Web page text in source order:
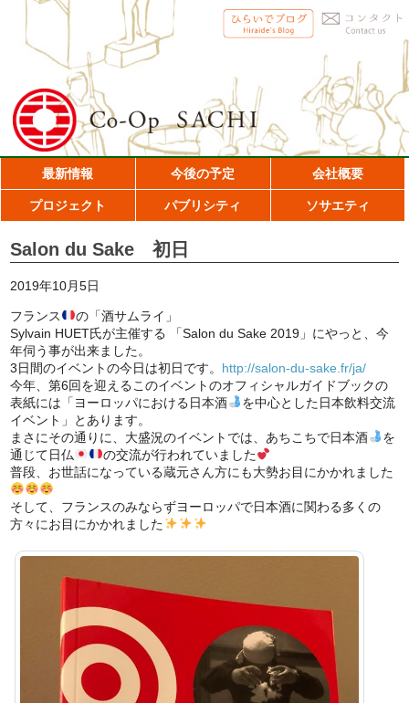
最新情報 今後の予定 会社概要
プロジェクト パブリシティ ソサエティ
Salon du Sake 初日
2019年10月5日
フランス
の「酒サムライ」
Sylvain HUET氏が主催する 「Salon du Sake 2019」にやっと、今
年伺う事が出来ました。
3日間のイベントの今日は初日です。 http://salon-du-sake.fr/ja/
今年、第6回を迎えるこのイベントのオフィシャルガイドブックの
表紙には「ヨーロッパにおける日本酒
を中心とした日本飲料交流
イベント」とあります。
まさにその通りに、大盛況のイベントでは、あちこちで日本酒
を
通じて日仏
の交流が行われていました
普段、お世話になっている蔵元さん方にも大勢お目にかかれました
そして、フランスのみならずヨーロッパで日本酒に関わる多くの
方々にお目にかかれました